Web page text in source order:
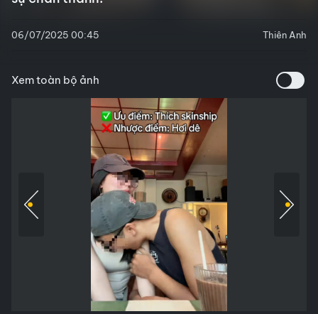
06/07/2025 00:45 Thiên Anh
Xem toàn bộ ảnh